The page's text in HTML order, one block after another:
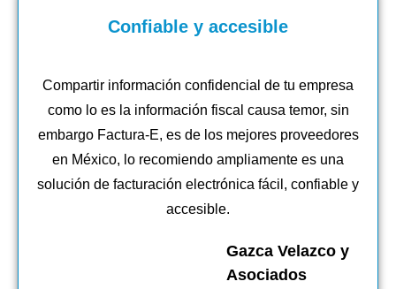
Confiable y accesible
Compartir información confidencial de tu empresa
como lo es la información fiscal causa temor, sin
embargo Factura-E, es de los mejores proveedores
en México, lo recomiendo ampliamente es una
solución de facturación electrónica fácil, confiable y
accesible.
Gazca Velazco y
Asociados